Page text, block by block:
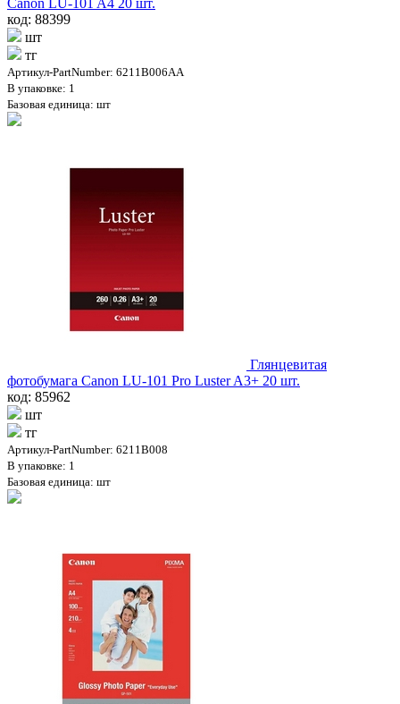
код: 88399
шт
тг
Артикул-PartNumber: 6211B006AA
В упаковке: 1
Базовая единица: шт
Глянцевитая
фотобумага Canon LU-101 Pro Luster A3+ 20 шт.
код: 85962
шт
тг
Артикул-PartNumber: 6211B008
В упаковке: 1
Базовая единица: шт